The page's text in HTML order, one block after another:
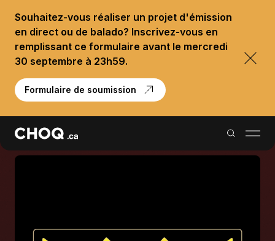
Souhaitez-vous réaliser un projet d'émission
en direct ou de balado? Inscrivez-vous en
remplissant ce formulaire avant le mercredi
30 septembre à 23h59.
Formulaire de soumission